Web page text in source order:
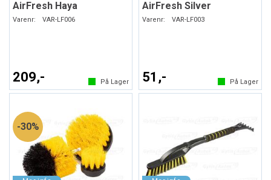
AirFresh Haya
Varenr: VAR-LF006
209,- På Lager
AirFresh Silver
Varenr: VAR-LF003
51,- På Lager
30%